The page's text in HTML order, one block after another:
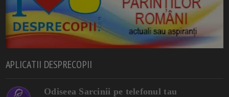
APLICATII DESPRECOPII
Odiseea Sarcinii pe telefonul tau